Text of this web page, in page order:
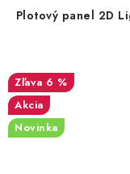
Plotový panel 2D
6 %
Akcia
Novinka